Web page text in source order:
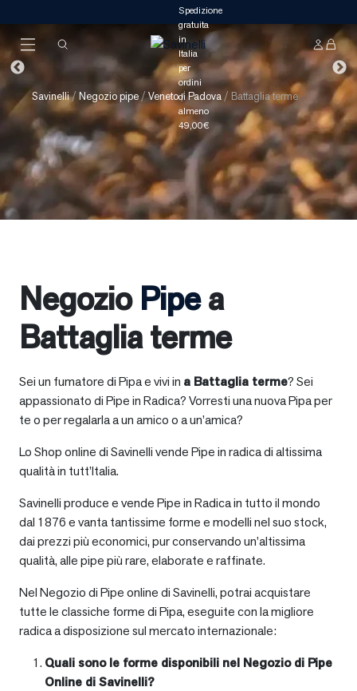
Savinelli/ Negozio pipe/Veneto/Padova / Battaglia terme
Negozio Pipea
Battaglia terme
Sei un fumatore di Pipa e vivi in a Battaglia terme? Sei
appassionato di Pipe in Radica? Vorresti una nuova Pipa per
te o per regalarla a un amico o a un’amica?
Lo Shop online di Savinelli vende Pipe in radica di altissima
qualità in tutt’Italia.
Savinelli produce e vende Pipe in Radica in tutto il mondo
dal 1876 e vanta tantissime forme e modelli nel suo stock,
dai prezzi più economici, pur conservando un’altissima
qualità, alle pipe più rare, elaborate e raffinate.
Nel Negozio di Pipe online di Savinelli, potrai acquistare
tutte le classiche forme di Pipa, eseguite con la migliore
radica a disposizione sul mercato internazionale:
Quali sono le forme disponibili nel Negozio di Pipe
Online di Savinelli?